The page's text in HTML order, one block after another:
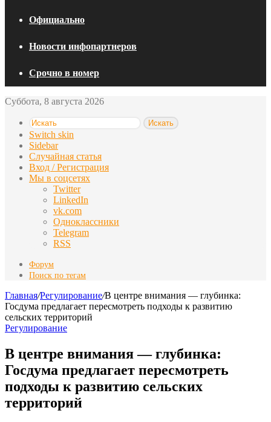
Официально
Новости инфопартнеров
Срочно в номер
Суббота, 8 августа 2026
Искать
Switch skin
Sidebar
Случайная статья
Вход / Регистрация
Мы в соцсетях
Twitter
LinkedIn
vk.com
Одноклассники
Telegram
RSS
Форум
Поиск по тегам
Главная/Регулирование/В центре внимания — глубинка:
Госдума предлагает пересмотреть подходы к развитию
сельских территорий
Регулирование
В центре внимания — глубинка:
Госдума предлагает пересмотреть
подходы к развитию сельских
территорий